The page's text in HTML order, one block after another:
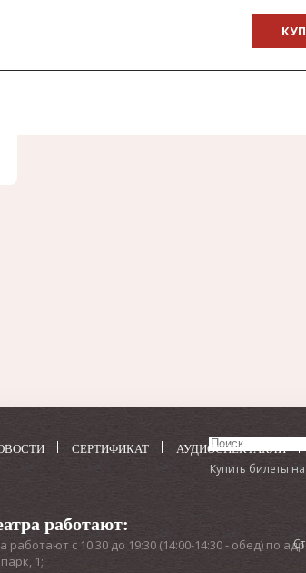
СЕРТИФИКАТ АУДИОСПЕКТАКЛИ
работают:
работают с 10:30 до 19:30 (14:00-14:30 - обед) по
1;
Купить билеты